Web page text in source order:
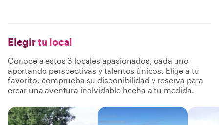
Elegirtu local
Conoce a estos 3 locales apasionados, cada uno
aportando perspectivas y talentos únicos. Elige a tu
favorito, comprueba su disponibilidad y reserva para
crear una aventura inolvidable hecha a tu medida.